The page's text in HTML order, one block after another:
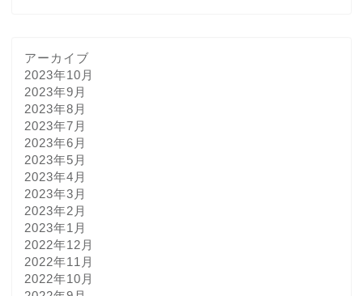
アーカイブ
2023年10月
2023年9月
2023年8月
2023年7月
2023年6月
2023年5月
2023年4月
2023年3月
2023年2月
2023年1月
2022年12月
2022年11月
2022年10月